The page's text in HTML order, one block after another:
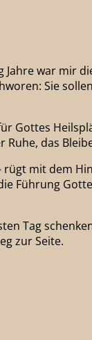
war mir
Sie
Gottes
Ruhe, das
mit dem
Führung
Tag
zur Seite.